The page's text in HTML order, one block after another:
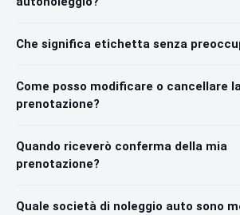
Che significa etichetta senza
Come posso modificare o cancellare
prenotazione?
Quando riceverò conferma della mia
prenotazione?
Quale società di noleggio auto sono